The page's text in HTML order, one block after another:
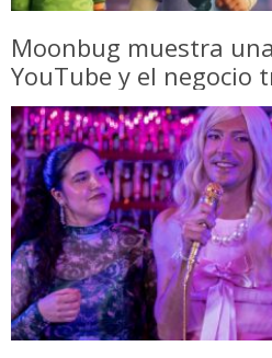
Moonbug muestra
YouTube y el negocio